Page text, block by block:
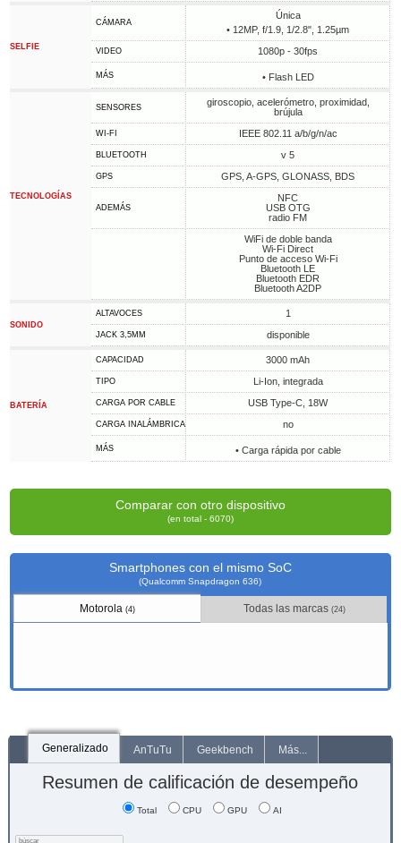
SELFIE
CÁMARA
Única
• 12MP, f/1.9, 1/2.8", 1.25µm
VIDEO 1080p - 30fps
MÁS • Flash LED
TECNOLOGÍAS
SENSORES
giroscopio, acelerómetro, proximidad,
brújula
WI-FI IEEE 802.11 a/b/g/n/ac
BLUETOOTH v 5
GPS GPS, A-GPS, GLONASS, BDS
ADEMÁS
NFC
USB OTG
radio FM
WiFi de doble banda
Wi-Fi Direct
Punto de acceso Wi-Fi
Bluetooth LE
Bluetooth EDR
Bluetooth A2DP
SONIDO
ALTAVOCES 1
JACK 3,5MM disponible
BATERÍA
CAPACIDAD 3000 mAh
TIPO Li-Ion, integrada
CARGA POR CABLE USB Type-C, 18W
CARGA INALÁMBRICA no
MÁS • Carga rápida por cable
Comparar con otro dispositivo
(en total - 6070)
Smartphones con el mismo SoC
(Qualcomm Snapdragon 636)
Motorola(4) Todas las marcas (24)
Generalizado AnTuTu Geekbench Más...
Resumen de calificación de desempeño
Total CPU GPU AI